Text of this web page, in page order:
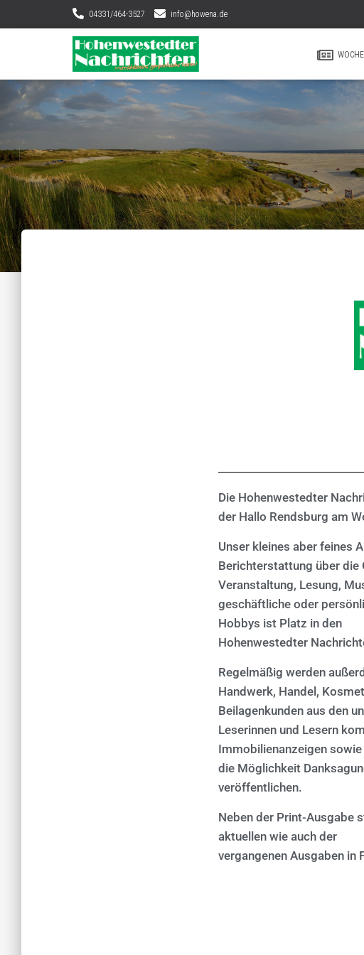
04331/464-3527 info@howena.de
Die Hohenwestedter
der Hallo Rendsburg am
Unser kleines aber feines
Berichterstattung über die
Veranstaltung, Lesung,
geschäftliche oder
Hobbys ist Platz in den
Hohenwestedter
Regelmäßig werden
Handwerk, Handel,
Beilagenkunden aus den
Leserinnen und Lesern
Immobilienanzeigen
die Möglichkeit
veröffentlichen.
Neben der Print-Ausgabe
aktuellen wie auch der
vergangenen Ausgaben in